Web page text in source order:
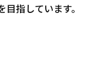
指しています。